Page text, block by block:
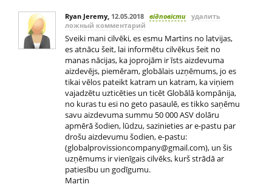
Ryan Jeremy, 12.05.2018 відповісти удалить
ложный комментарий
Sveiki mani cilvēki, es esmu Martins no latvijas,
es atnācu šeit, lai informētu cilvēkus šeit no
manas nācijas, ka joprojām ir īsts aizdevuma
aizdevējs, piemēram, globālais uzņēmums, jo es
tikai vēlos pateikt katram un katram, ka viņiem
vajadzētu uzticēties un ticēt Globālā kompānija,
no kuras tu esi no geto pasaulē, es tikko saņēmu
savu aizdevuma summu 50 000 ASV dolāru
apmērā šodien, lūdzu, sazinieties ar e-pastu par
drošu aizdevumu šodien, e-pastu:
(globalprovissioncompany@gmail.com), un šis
uzņēmums ir vienīgais cilvēks, kurš strādā ar
patiesību un godīgumu.
Martin